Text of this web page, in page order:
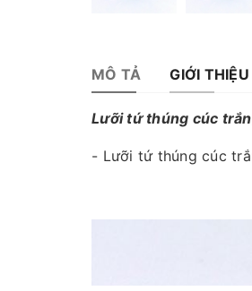
MÔ TẢ GIỚI THIỆU
Lưỡi tứ thúng cúc
- Lưỡi tứ thúng cúc